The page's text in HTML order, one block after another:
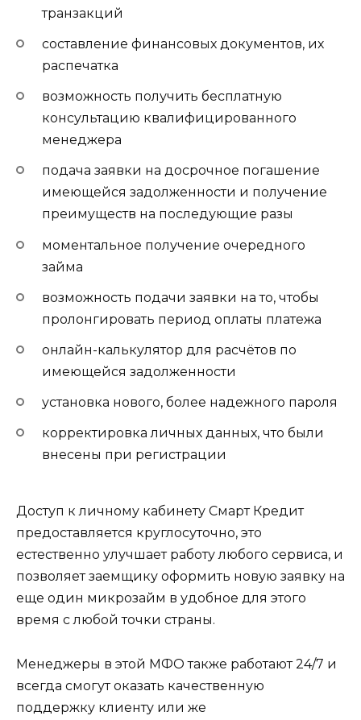
транзакций
составление финансовых документов, их
распечатка
возможность получить бесплатную
консультацию квалифицированного
менеджера
подача заявки на досрочное погашение
имеющейся задолженности и получение
преимуществ на последующие разы
моментальное получение очередного
займа
возможность подачи заявки на то, чтобы
пролонгировать период оплаты платежа
онлайн-калькулятор для расчётов по
имеющейся задолженности
установка нового, более надежного пароля
корректировка личных данных, что были
внесены при регистрации
Доступ к личному кабинету Смарт Кредит
предоставляется круглосуточно, это
естественно улучшает работу любого сервиса, и
позволяет заемщику оформить новую заявку на
еще один микрозайм в удобное для этого
время с любой точки страны.
Менеджеры в этой МФО также работают 24/7 и
всегда смогут оказать качественную
поддержку клиенту или же